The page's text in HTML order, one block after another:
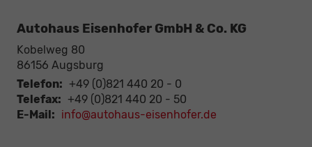
Autohaus Eisenhofer GmbH & Co. KG
Kobelweg 80
86156 Augsburg
Telefon: +49 (0)821 440 20 - 0
Telefax: +49 (0)821 440 20 - 50
E-Mail: info@autohaus-eisenhofer.de